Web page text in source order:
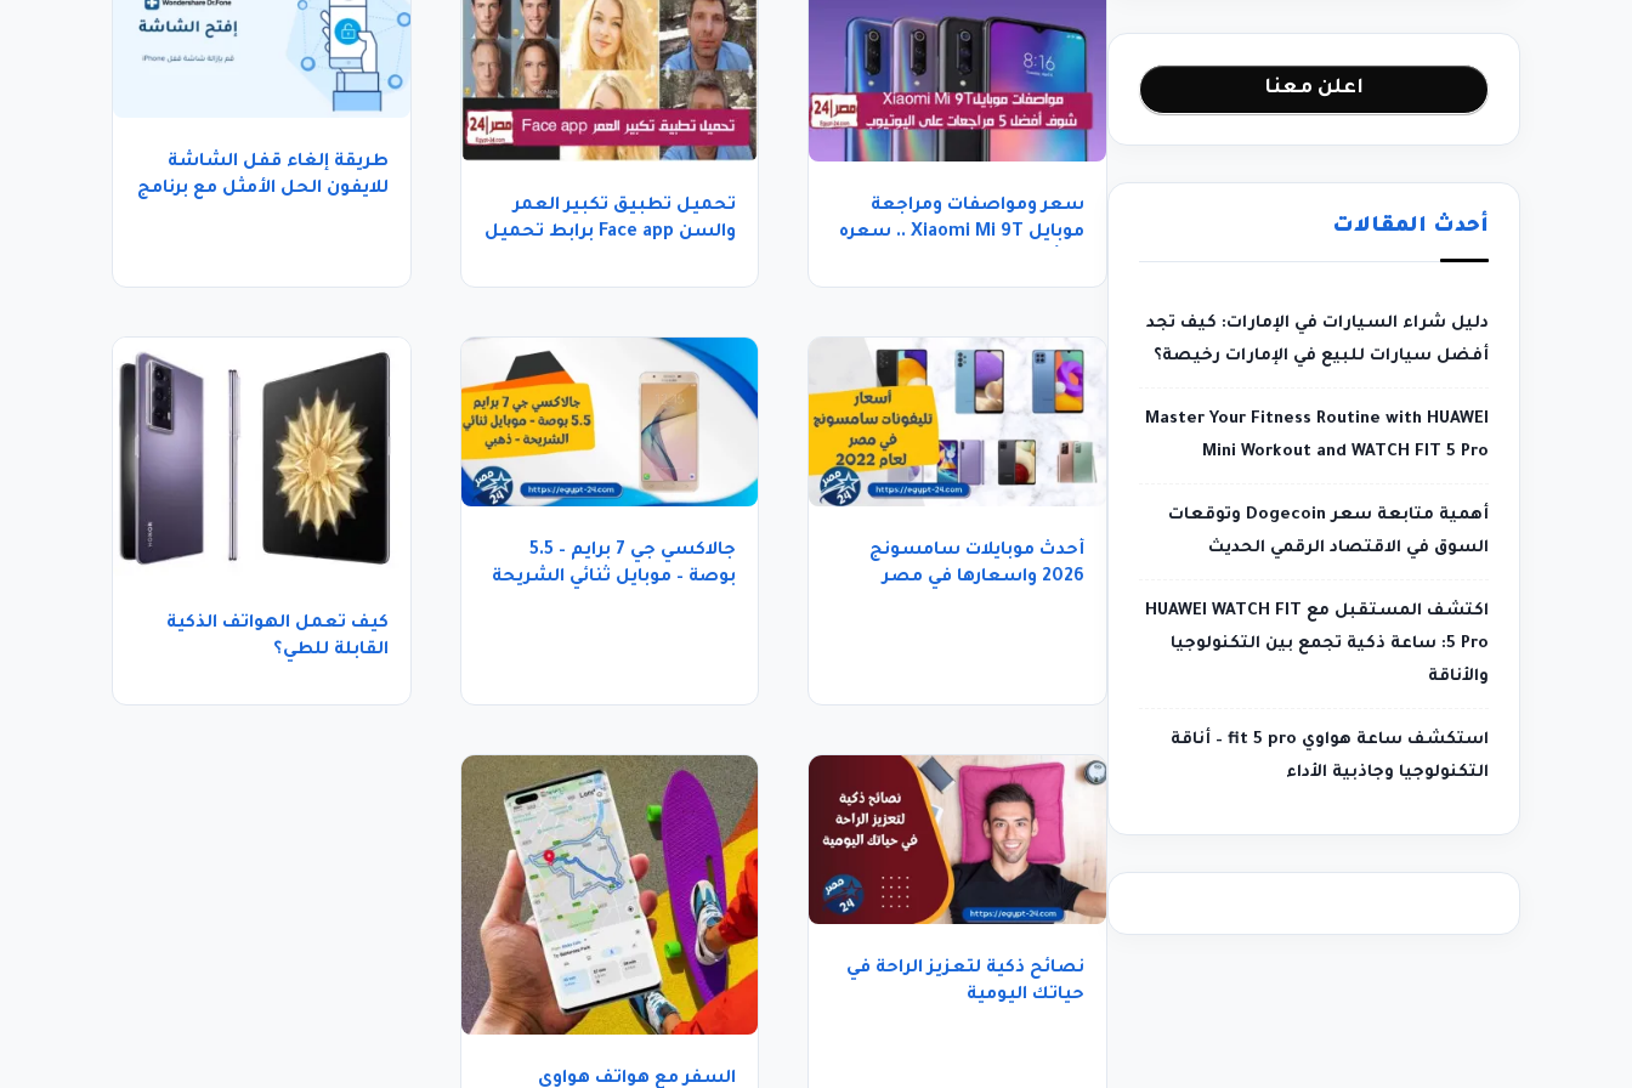
سعر ومواصفات ومراجعة
موبايل Xiaomi Mi 9T .. سعره
تحميل تطبيق تكبير العمر
والسن Face app برابط تحميل
طريقة إلغاء قفل الشاشة
للايفون الحل الأمثل مع برنامج
أحدث موبايلات سامسونج
2026 واسعارها في مصر
جالاكسي جي 7 برايم – 5.5
بوصة – موبايل ثنائي الشريحة
كيف تعمل الهواتف الذكية
القابلة للطي؟
نصائح ذكية لتعزيز الراحة في
حياتك اليومية
السفر مع هواتف هواوي
اعلن معنا
أحدث المقالات
دليل شراء السيارات في الإمارات: كيف تجد
أفضل سيارات للبيع في الإمارات رخيصة؟
Master Your Fitness Routine with HUAWEI
Mini Workout and WATCH FIT 5 Pro
أهمية متابعة سعر Dogecoin وتوقعات
السوق في الاقتصاد الرقمي الحديث
اكتشف المستقبل مع HUAWEI WATCH FIT
5 Pro: ساعة ذكية تجمع بين التكنولوجيا
والأناقة
استكشف ساعة هواوي fit 5 pro – أناقة
التكنولوجيا وجاذبية الأداء